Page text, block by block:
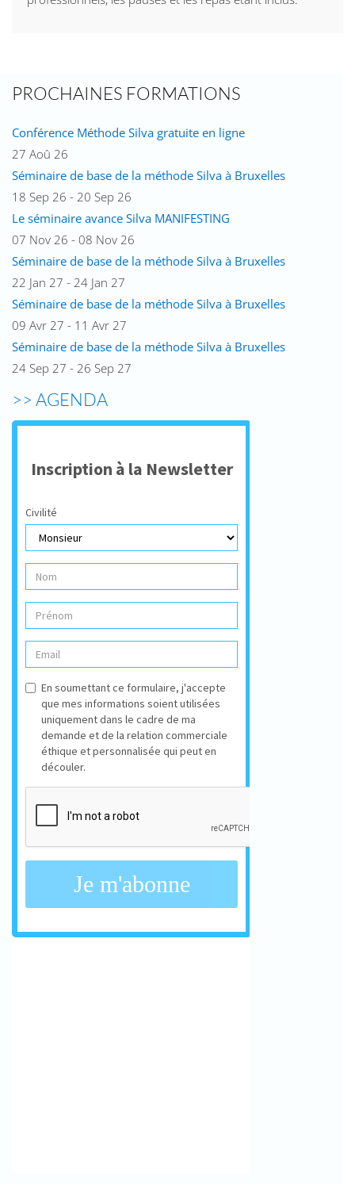
PROCHAINES FORMATIONS
Conférence Méthode Silva gratuite en ligne
27 Aoû 26
Séminaire de base de la méthode Silva à Bruxelles
18 Sep 26 - 20 Sep 26
Le séminaire avance Silva MANIFESTING
07 Nov 26 - 08 Nov 26
Séminaire de base de la méthode Silva à Bruxelles
22 Jan 27 - 24 Jan 27
Séminaire de base de la méthode Silva à Bruxelles
09 Avr 27 - 11 Avr 27
Séminaire de base de la méthode Silva à Bruxelles
24 Sep 27 - 26 Sep 27
>> AGENDA